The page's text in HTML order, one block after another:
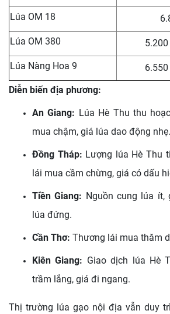
Lúa OM 18
Lúa OM 380 5.200
Lúa Nàng Hoa 9
6.550
Diễn biến địa phương:
An Giang: Lúa Hè Thu thu
mua chậm, giá lúa dao động nhẹ.
Đồng Tháp: Lượng lúa Hè Thu
lái mua cầm chừng, giá có dấu
Tiền Giang: Nguồn cung lúa ít,
lúa đứng.
Cần Thơ: Thương lái mua thăm
Kiên Giang: Giao dịch lúa Hè
trầm lắng, giá đi ngang.
Thị trường lúa gạo nội địa vẫn duy